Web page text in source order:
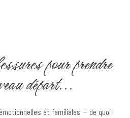
pour prendre
départ​...
et familiales – de quoi